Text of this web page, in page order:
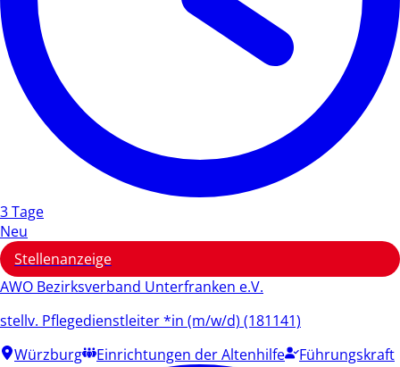
3 Tage
Neu
Stellenanzeige
AWO Bezirksverband Unterfranken e.V.
stellv. Pflegedienstleiter *in (m/w/d) (181141)
Würzburg
Einrichtungen der Altenhilfe Führungskraft